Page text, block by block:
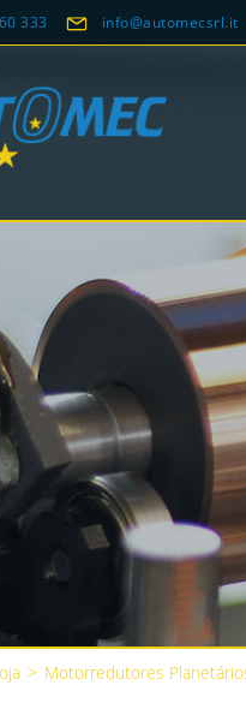
333 info@automecsrl.it
> Motorredutores